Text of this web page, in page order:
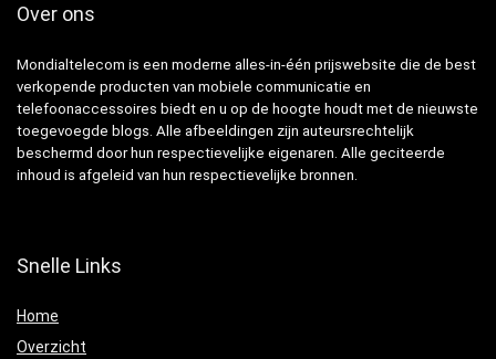
Over ons
Mondialtelecom is een moderne alles-in-één prijswebsite die de best
verkopende producten van mobiele communicatie en
telefoonaccessoires biedt en u op de hoogte houdt met de nieuwste
toegevoegde blogs. Alle afbeeldingen zijn auteursrechtelijk
beschermd door hun respectievelijke eigenaren. Alle geciteerde
inhoud is afgeleid van hun respectievelijke bronnen.
Snelle Links
Home
Overzicht